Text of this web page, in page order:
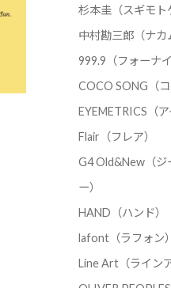
杉本圭（スギモト
中村勘三郎（ナカ
999.9（フォーナイ
COCO SONG（コ
EYEMETRICS（ア
Flair（フレア）
G4 Old&New（ジ
ー）
HAND（ハンド）
lafont（ラフォン）
Line Art（ラインア